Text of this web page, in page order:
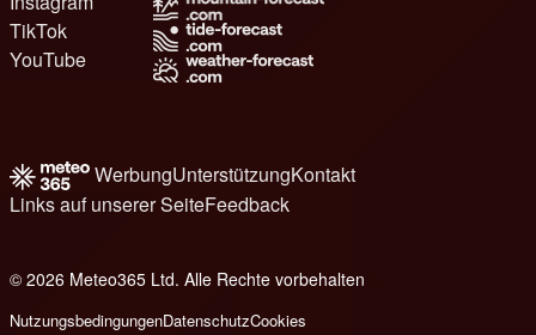
TikTok
YouTube
WerbungUnterstützungKontakt
Links auf unserer SeiteFeedback
© 2026 Meteo365 Ltd. Alle Rechte vorbehalten
NutzungsbedingungenDatenschutzCookies